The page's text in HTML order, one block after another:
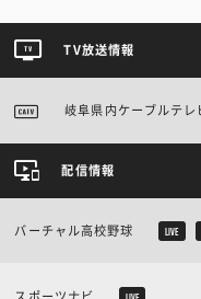
TV放送情報
岐阜県内ケーブルテ
配信情報
バーチャル高校野球 LIVE